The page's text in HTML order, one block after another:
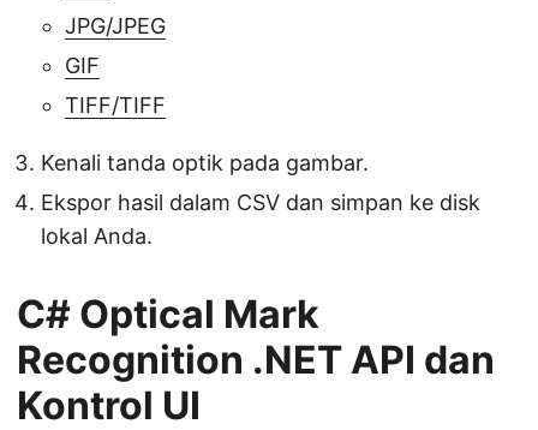
JPG/JPEG
GIF
TIFF/TIFF
Kenali tanda optik pada gambar.
Ekspor hasil dalam CSV dan simpan ke disk
lokal Anda.
C# Optical Mark
Recognition .NET API dan
Kontrol UI